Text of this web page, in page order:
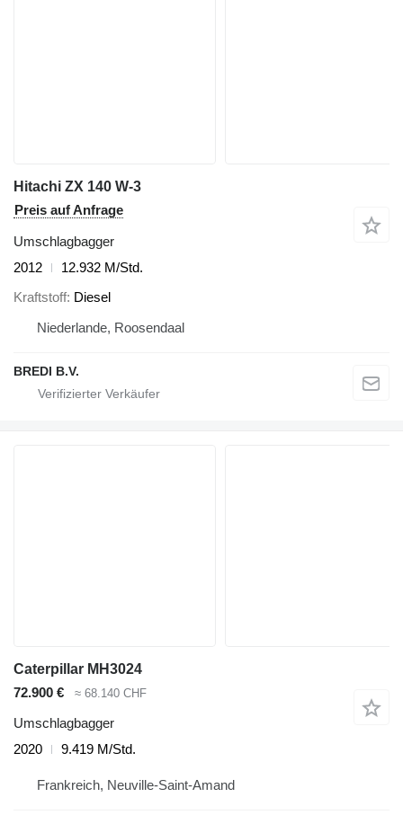
Hitachi ZX 140 W-3
Preis auf Anfrage
Umschlagbagger
2012
12.932 M/Std.
Kraftstoff Diesel
Niederlande, Roosendaal
BREDI B.V.
Caterpillar MH3024
72.900 €
≈ 68.140 CHF
Umschlagbagger
2020
9.419 M/Std.
Frankreich, Neuville-Saint-Amand